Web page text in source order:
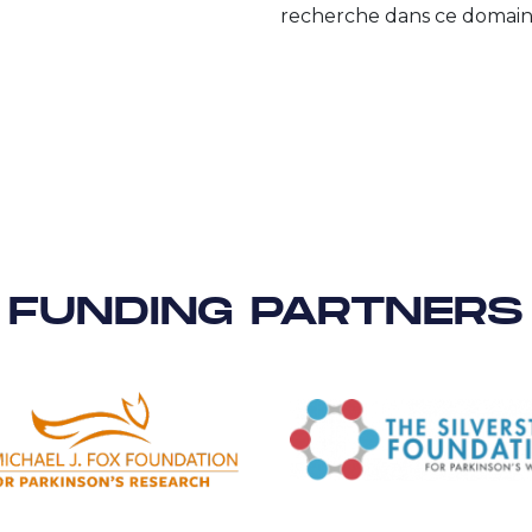
recherche dans ce
FUNDING PARTNERS